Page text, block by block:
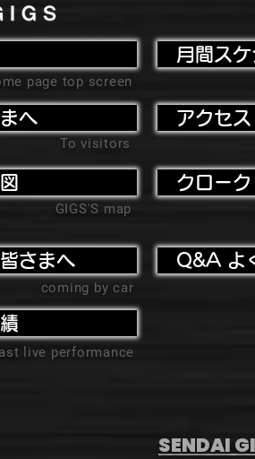
page top screen
へ
To visitors
GIGS'S map
月間ス
アクセ
クローク
さまへ
coming by car
live performance
Q&A よ
SENDAI